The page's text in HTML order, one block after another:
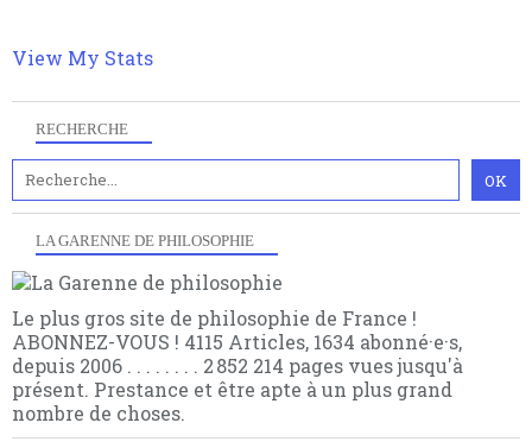
RECHERCHE
LA GARENNE DE PHILOSOPHIE
Le plus gros site de philosophie de France !
ABONNEZ-VOUS ! 4115 Articles, 1634 abonné·e·s,
depuis 2006 . . . . . . . . 2 852 214 pages vues jusqu'à
présent. Prestance et être apte à un plus grand
nombre de choses.
articles pour être apte à un plus grand nombre de
View My Stats